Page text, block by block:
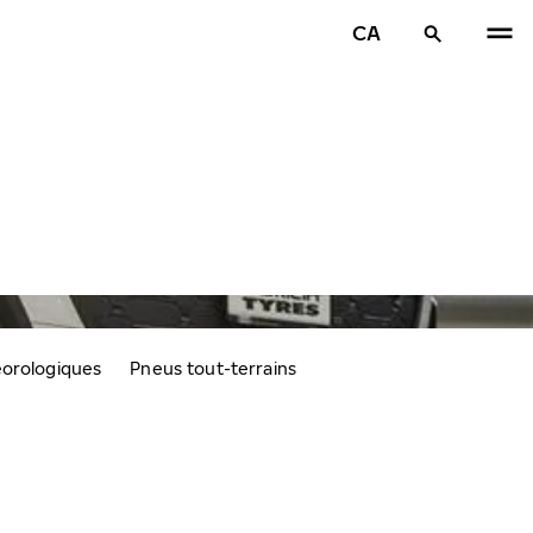
CA
Pneus tout-terrains